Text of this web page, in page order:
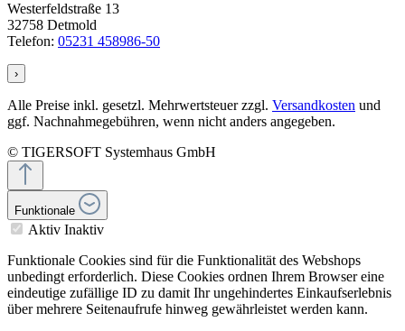
Westerfeldstraße 13
32758 Detmold
Telefon: 05231 458986-50
›
Alle Preise inkl. gesetzl. Mehrwertsteuer zzgl. Versandkosten und
ggf. Nachnahmegebühren, wenn nicht anders angegeben.
© TIGERSOFT Systemhaus GmbH
Funktionale
Aktiv Inaktiv
Funktionale Cookies sind für die Funktionalität des Webshops
unbedingt erforderlich. Diese Cookies ordnen Ihrem Browser eine
eindeutige zufällige ID zu damit Ihr ungehindertes Einkaufserlebnis
über mehrere Seitenaufrufe hinweg gewährleistet werden kann.